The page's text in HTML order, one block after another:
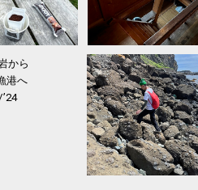
から
港へ